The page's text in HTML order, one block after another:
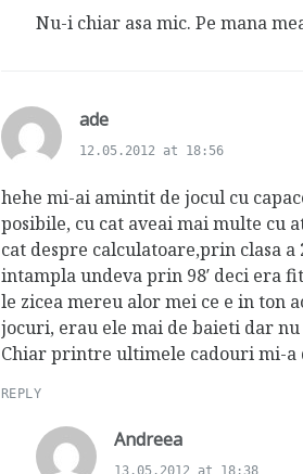
s
Nu-i chiar asa mic. Pe mana
ades
a
s
:
12.05.2012 at 18:56
hehe mi-ai amintit de jocul cu
posibile, cu cat aveai mai multe cu
cat despre calculatoare,prin clasa
intampla undeva prin 98′ deci era
le zicea mereu alor mei ce e in ton
jocuri, erau ele mai de baieti dar
Chiar printre ultimele cadouri mi-a
REPLY
Andreeas
a
13.05.2012 at 18:38